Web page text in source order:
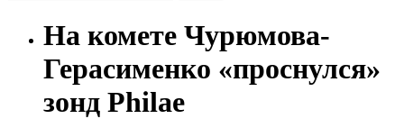
На комете Чурюмова-
Герасименко «проснулся»
зонд Philae